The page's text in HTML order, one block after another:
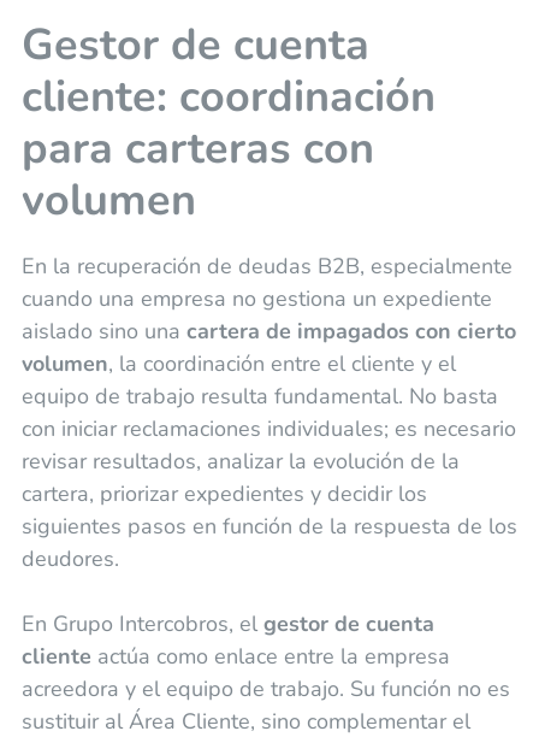
Gestor de cuenta
cliente: coordinación
para carteras con
volumen
En la recuperación de deudas B2B, especialmente
cuando una empresa no gestiona un expediente
aislado sino una cartera de impagados con cierto
volumen, la coordinación entre el cliente y el
equipo de trabajo resulta fundamental. No basta
con iniciar reclamaciones individuales; es necesario
revisar resultados, analizar la evolución de la
cartera, priorizar expedientes y decidir los
siguientes pasos en función de la respuesta de los
deudores.
En Grupo Intercobros, el gestor de cuenta
cliente actúa como enlace entre la empresa
acreedora y el equipo de trabajo. Su función no es
sustituir al Área Cliente, sino complementar el